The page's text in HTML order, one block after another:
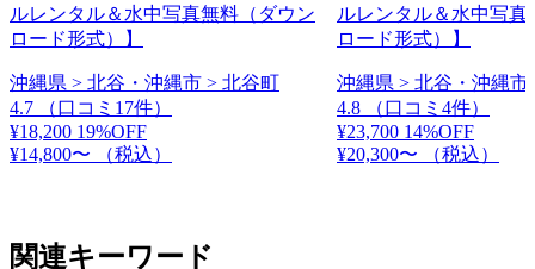
ルレンタル＆水中写真無料（ダウン
ロード形式）】
沖縄県 > 北谷・沖縄市 > 北谷町
4.7
（口コミ17件）
¥18,200 19%OFF
¥14,800〜
（税込）
ルレンタル＆水中写真
ロード形式）】
沖縄県 > 北谷・沖縄市
4.8
（口コミ4件）
¥23,700 14%OFF
¥20,300〜
（税込）
関連キーワード